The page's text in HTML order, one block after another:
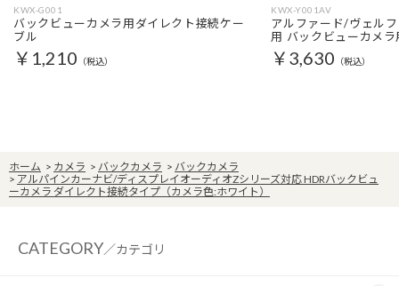
KWX-G001
バックビューカメラ用ダイレクト接続ケー
ブル
￥1,210 （税込）
KWX-Y001AV
アルファード/ヴェル
用 バックビューカメ
￥3,630 （税込）
ホーム > カメラ > バックカメラ > バックカメラ
> アルパインカーナビ/ディスプレイオーディオZシリーズ対応 HDRバックビュ
ーカメラ ダイレクト接続タイプ（カメラ色:ホワイト）
CATEGORY／カテゴリ